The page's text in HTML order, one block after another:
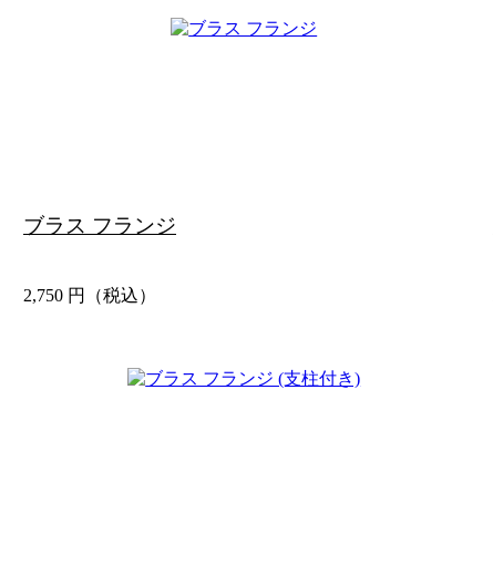
ブラス フランジ
2,750 円（税込）